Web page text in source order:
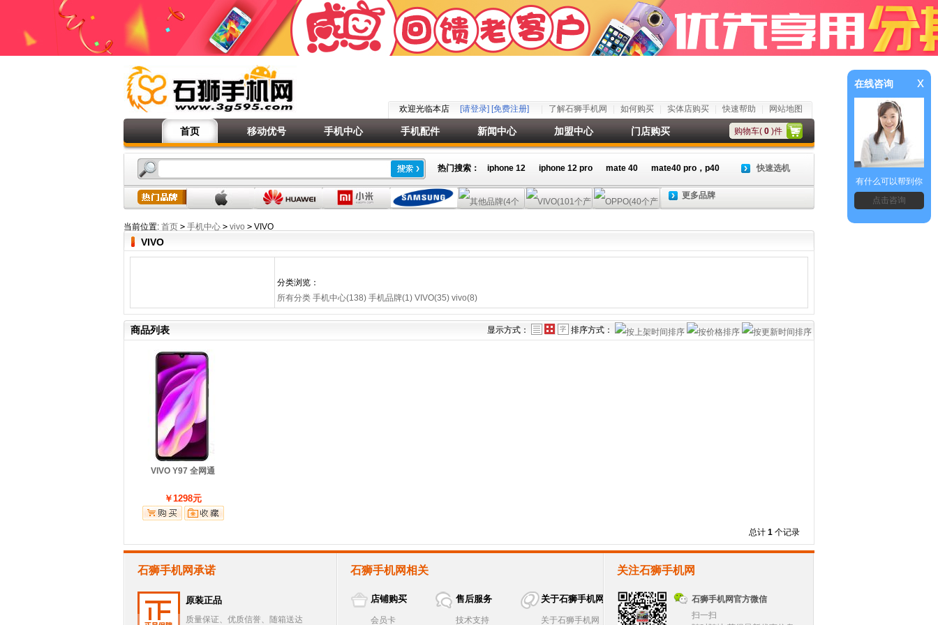
欢迎光临本店 [请登录] [免费注册] 了解石狮手机网 如何购买 实体店购买 快速帮助 网站地图
首页 移动优号 手机中心 手机配件 新闻中心 加盟中心 门店购买 购物车( 0 )件
热门搜索： iphone 12 iphone 12 pro mate 40 mate40 pro，p40 快速选机
更多品牌
当前位置: 首页 > 手机中心 > vivo > VIVO
VIVO
分类浏览：
所有分类 手机中心(138) 手机品牌(1) VIVO(35) vivo(8)
显示方式： 排序方式：
商品列表
VIVO Y97 全网通
￥1298元
总计 1 个记录
石狮手机网承诺
原装正品
质量保证、优质信誉、随箱送达
石狮手机网相关
店铺购买
会员卡
售后服务
技术支持
关于石狮手机网
关于石狮手机网
关注石狮手机网
石狮手机网官方微信
扫一扫
在线咨询 x
有什么可以帮到你
点击咨询